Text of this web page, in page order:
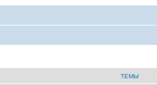
ТЕМЫ